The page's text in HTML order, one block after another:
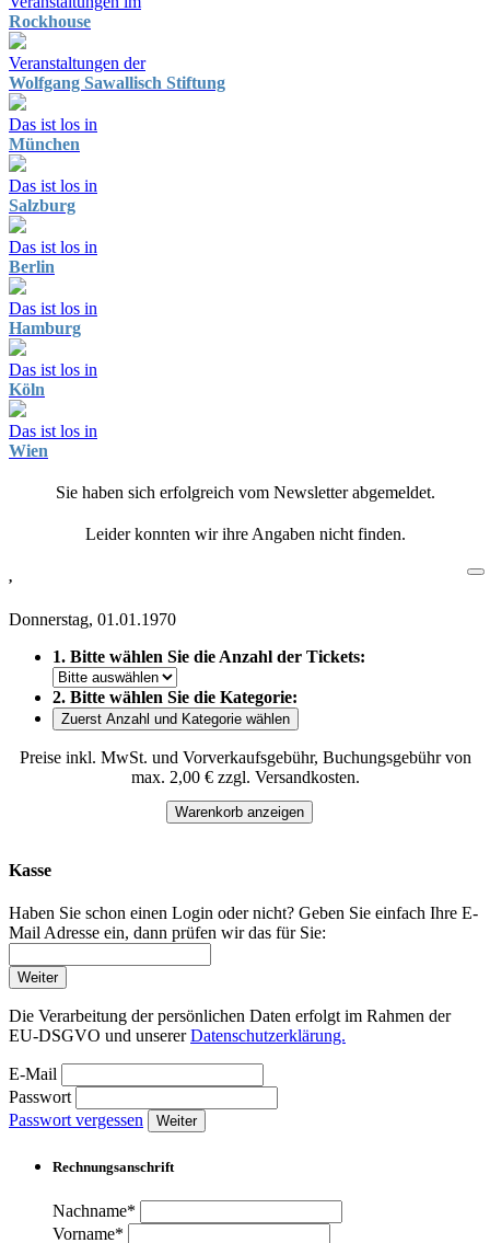
Rockhouse
Veranstaltungen der
Wolfgang Sawallisch Stiftung
Das ist los in
München
Das ist los in
Salzburg
Das ist los in
Berlin
Das ist los in
Hamburg
Das ist los in
Köln
Das ist los in
Wien
Sie haben sich erfolgreich vom Newsletter abgemeldet.
Leider konnten wir ihre Angaben nicht finden.
,
Donnerstag, 01.01.1970
1. Bitte wählen Sie die Anzahl der Tickets:
2. Bitte wählen Sie die Kategorie:
Zuerst Anzahl und Kategorie wählen
Preise inkl. MwSt. und Vorverkaufsgebühr, Buchungsgebühr von
max. 2,00 € zzgl. Versandkosten.
Warenkorb anzeigen
Kasse
Haben Sie schon einen Login oder nicht? Geben Sie einfach Ihre E-
Mail Adresse ein, dann prüfen wir das für Sie:
Weiter
Die Verarbeitung der persönlichen Daten erfolgt im Rahmen der
EU-DSGVO und unsererDatenschutzerklärung.
E-Mail
Passwort
Passwort vergessen
Weiter
Rechnungsanschrift
Nachname*
Vorname*